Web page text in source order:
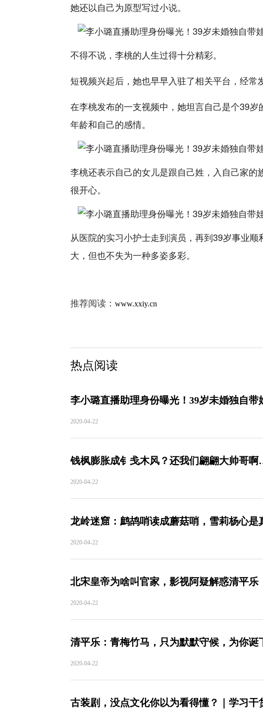
她还以自己为原型写过小说。
不得不说，李桃的人生过得十分精彩。
短视频兴起后，她也早早入驻了相关平台，经常
在李桃发布的一支视频中，她坦言自己是个39
年龄和自己的感情。
李桃还表示自己的女儿是跟自己姓，入自己家
很开心。
从医院的实习小护士走到演员，再到39岁事业
大，但也不失为一种多姿多彩。
推荐阅读： www.xxiy.cn
热点阅读
李小璐直播助理身份曝光！39岁未婚独自
2020-04-22
钱枫膨胀成钅戋木风？还我们翩翩大帅哥
2020-04-22
龙岭迷窟：鹧鸪哨读成蘑菇哨，雪莉杨心
2020-04-22
北宋皇帝为啥叫官家，影视阿疑解惑清平乐
2020-04-22
清平乐：青梅竹马，只为默默守候，为你诞
2020-04-22
古装剧，没点文化你以为看得懂？｜学习干